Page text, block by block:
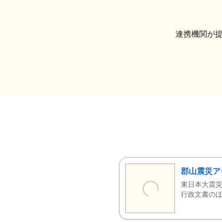
連携機関が
郡山震災
東日本大震
行政文書の